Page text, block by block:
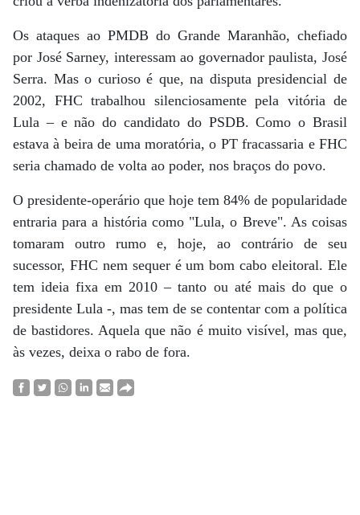
Os ataques ao PMDB do Grande Maranhão, chefiado
por José Sarney, interessam ao governador paulista, José
Serra. Mas o curioso é que, na disputa presidencial de
2002, FHC trabalhou silenciosamente pela vitória de
Lula – e não do candidato do PSDB. Como o Brasil
estava à beira de uma moratória, o PT fracassaria e FHC
seria chamado de volta ao poder, nos braços do povo.
O presidente-operário que hoje tem 84% de popularidade
entraria para a história como "Lula, o Breve". As coisas
tomaram outro rumo e, hoje, ao contrário de seu
sucessor, FHC nem sequer é um bom cabo eleitoral. Ele
tem ideia fixa em 2010 – tanto ou até mais do que o
presidente Lula -, mas tem de se contentar com a política
de bastidores. Aquela que não é muito visível, mas que,
às vezes, deixa o rabo de fora.